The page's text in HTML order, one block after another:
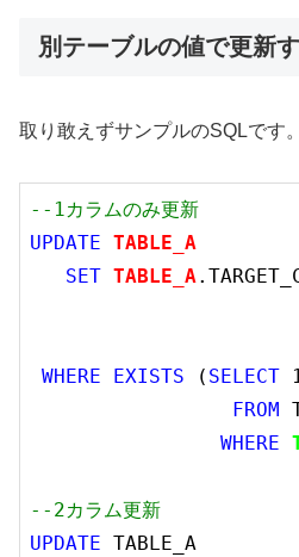
別テーブルの値で更新
取り敢えずサンプルのSQLです。
--1カラムのみ更新
UPDATE TABLE_A
SET TABLE_A
WHERE
EXISTS ( SELECT
FROM
WHERE
--2カラム更新
UPDATE TABLE_A